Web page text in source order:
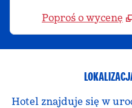
Poproś o wycenę
Hotel znajduje się w